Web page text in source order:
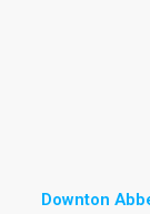
Downton